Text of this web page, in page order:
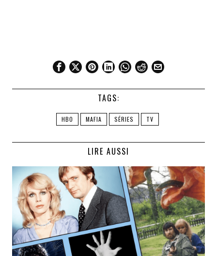
TAGS:
HBO MAFIA SÉRIES TV
LIRE AUSSI